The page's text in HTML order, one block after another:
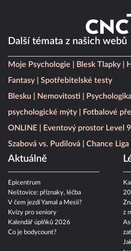
Další témata z našich webů
Moje Psychologie Blesk Tlapky
Fantasy
Spotřebitelské testy
Blesku
Nemovitosti
psychologické mýty
Fotbalové
ONLINE
Eventový prostor Level 9
Szabová vs. Pudilová
Chance
Aktuálně
Epicentrum
Neštovice: příznaky, léčba
V čem jezdí Yamal a Mesii?
Kvízy pro seniory
Kalendář úplňků 2026
Co je bodycount?
z